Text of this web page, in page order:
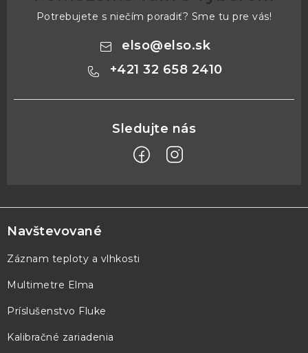
Potrebujete s niečím poradiť? Sme tu pre vás!
elso@elso.sk
+421 32 658 2410
á
p
ä
e
Navštevované
Záznam teploty a vlhkosti
Multimetre Elma
Príslušenstvo Fluke
Kalibračné zariadenia